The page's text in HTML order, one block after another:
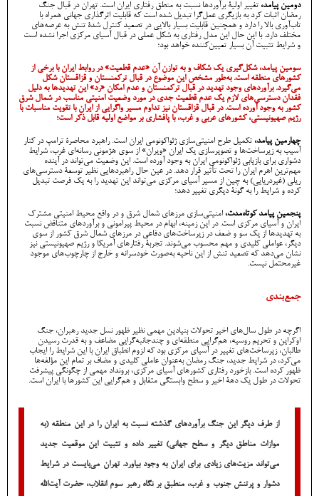
دومین پیامد، تغییر اولیۀ برآوردها نسبت به منطق رفتاری ایران است. تهران در قبال جنگ
رمضان اثبات کرد به بازیگری عمل‌گرا تبدیل شده است که قابلیت اثرگذاری جهانی همراه با
تاب‌آوری بالا را دارد و همچنین قابلیت بسیار بالایی در تصعید کنترل شدۀ تنش به عرصه‌های
مختلف دارد. با این حال این مدل رفتاری به شکل عملی در قبال آسیای مرکزی اجرا نشده است
و شرایط تثبیت آن بسیار تعیین‌کننده خواهد بود؛
سومین پیامد، شکل‌گیری یک شکاف و به توازن آن «عدم قطعیت» در روابط ایران با برخی از
کشورهای منطقه است. به‌طور مشخص این موضوع در قبال ترکمنستان و قزاقستان شکل
می‌گیرد. برآوردهای وجود تهدید در قبال ترکمنستان و عدم امکان «رد» این تهدیدها به دلیل
فقدان دسترسی‌های لازم یک عدم قطعیت جدی در مورد وضعیت امنیتی مناسب در شمال شرق
کشور به وجود آورده است. در قبال قزاقستان نیز تداوم مسیر واگرایی از ایران با تقویت مناسبات با
رژیم صهیونیستی، کشورهای عربی و غرب، با پافشاری بر مواضع اولیه قابل ذکر است؛
چهارمین پیامد، تکمیل طرح امنیتی‌سازی ژئواکونومی ایران است. راهبرد محاصرۀ ترامپ در کنار
آسیب به زیرساخت‌ها و تصویرسازی یک ایران «ویران» از سوی هژمونی رسانه‌ای غرب، شرایط
دشواری برای بازیابی ژئواکونومی ایران به وجود آورده است. این وضعیت می‌تواند در آینده
مهم‌ترین اهرم ایران را تحت تأثیر قرار دهد. در عین حال راهبردهایی نظیر توسعۀ دسترسی‌های
ریلی (غیردریایی) به چین از مسیر آسیای مرکزی می‌تواند این تهدید را به یک فرصت تبدیل
کرده و شرایط را به گونۀ دیگری تغییر دهد؛
پنجمین پیامد کوتاه‌مدت، امنیتی‌سازی مرزهای شمال شرق و در واقع محیط امنیتی مشترک
ایران و آسیای مرکزی است. در این زمینه، ابهام در محیط پیرامونی و برآوردهای متناقض نسبت
به تهدیدها از یک سو و ضعف در زیرساخت‌های دفاعی در مرزهای شمال شرق کشور از سوی
دیگر، عواملی کلیدی و مهم محسوب می‌شوند. تجربۀ رفتارهای آمریکا و رژیم صهیونیستی نیز
نشان می‌دهد که تصعید تنش از این ناحیه به‌صورت خودسرانه و خارج از چارچوب‌های موجود
غیرمحتمل نیست.
جمع‌بندی
اگرچه در طول سال‌های اخیر تحولات بنیادین مهمی نظیر ظهور نسل جدید رهبران، جنگ
اوکراین و تحریم روسیه، هم‌گرایی منطقه‌ای و چندجانبه‌گرایی مضاعف و به قدرت رسیدن
طالبان، زیرساخت‌های تغییر در آسیای مرکزی بود که لزوم انطباق ایران با این شرایط را ایجاب
می‌کرد، در شرایط جدید، جنگ رمضان به‌عنوان عاملی کلیدی و مضاف بر تمام این مؤلفه‌ها
ظهور کرده است. بازخورد رفتاری کشورهای آسیای مرکزی، برونداد مهمی از چگونگی پیشرفت
تحولات در طول یک دهۀ اخیر و سطح وابستگی متقابل و هم‌گرایی این کشورها با ایران است.
از طرف دیگر این جنگ برآوردهای گذشته نسبت به ایران را در این منطقه (به
موازات مناطق دیگر و سطح جهانی) تغییر داده و تثبیت این موقعیت جدید
می‌تواند مزیت‌های زیادی برای ایران به وجود بیاورد. تهران می‌بایست در شرایط
دشوار و پرتنش جنوب و غرب، منطبق بر نگاه رهبر سوم انقلاب، حضرت‌ آیت‌الله